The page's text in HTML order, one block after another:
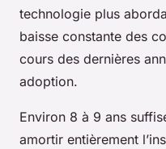
technologie plus
baisse constante des
cours des dernières
adoption.
Environ 8 à 9 ans
amortir entièrement